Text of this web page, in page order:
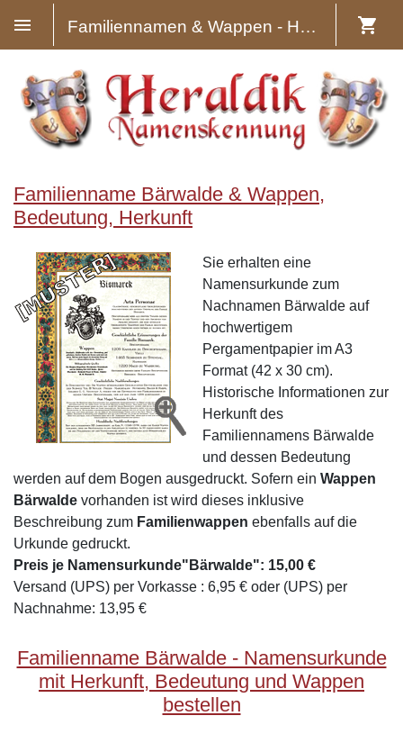
Familiennamen & Wappen - Heraldik
Familienname Bärwalde & Wappen,
Bedeutung, Herkunft
Sie erhalten eine
Namensurkunde zum
Nachnamen Bärwalde auf
hochwertigem
Pergamentpapier im A3
Format (42 x 30 cm).
Historische Informationen zur
Herkunft des
Familiennamens Bärwalde
und dessen Bedeutung
werden auf dem Bogen ausgedruckt. Sofern ein Wappen
Bärwalde vorhanden ist wird dieses inklusive
Beschreibung zum Familienwappen ebenfalls auf die
Urkunde gedruckt.
Preis je Namensurkunde"Bärwalde": 15,00 €
Versand (UPS) per Vorkasse : 6,95 € oder (UPS) per
Nachnahme: 13,95 €
Familienname Bärwalde - Namensurkunde
mit Herkunft, Bedeutung und Wappen
bestellen